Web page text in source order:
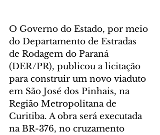
O Governo do Estado, por meio
do Departamento de Estradas
de Rodagem do Paraná
(DER/PR), publicou a licitação
para construir um novo viaduto
em São José dos Pinhais, na
Região Metropolitana de
Curitiba. A obra será executada
na BR-376, no cruzamento